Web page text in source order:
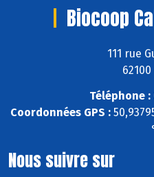
Biocoop
111 rue
Téléphone :
Coordonnées GPS :
Nous suivre sur